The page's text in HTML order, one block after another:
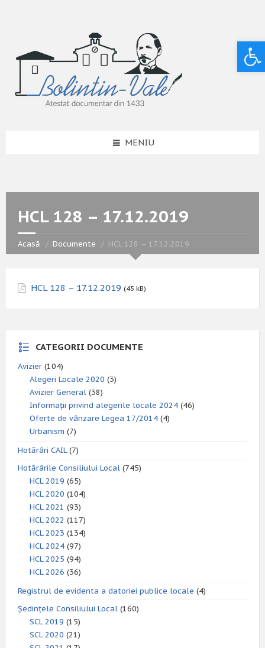
MENIU
HCL 128 – 17.12.2019
Acasă Documente HCL 128 – 17.12.2019
HCL 128 – 17.12.2019 (45 kB)
CATEGORII DOCUMENTE
Avizier (104)
Alegeri Locale 2020 (3)
Avizier General (38)
Informații privind alegerile locale 2024 (46)
Oferte de vânzare Legea 17/2014 (4)
Urbanism (7)
Hotărâri CAIL(7)
Hotărârile Consiliului Local (745)
HCL 2019 (65)
HCL 2020 (104)
HCL 2021 (93)
HCL 2022 (117)
HCL 2023 (134)
HCL 2024 (97)
HCL 2025 (94)
HCL 2026 (36)
Registrul de evidenta a datoriei publice locale (4)
Ședințele Consiliului Local (160)
SCL 2019 (15)
SCL 2020 (21)
Deschide bara de unelte